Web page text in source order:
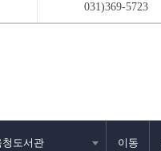
031)369-5723
청도서관 이동